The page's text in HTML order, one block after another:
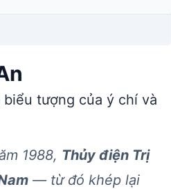
tượng của ý chí và
1988, Thủy điện Trị
— từ đó khép lại